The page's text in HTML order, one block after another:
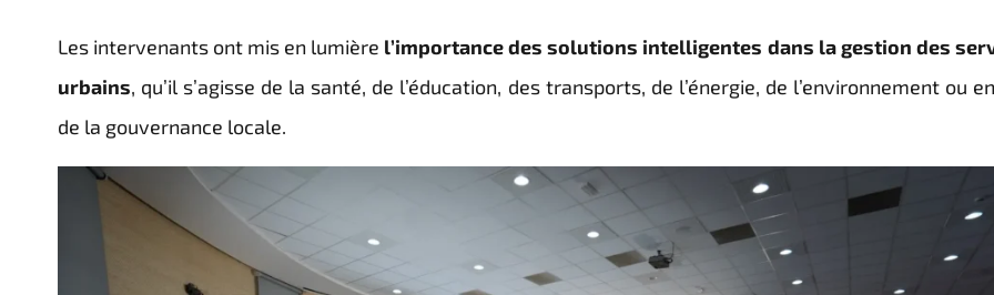
Les intervenants ont mis en lumière l’importance des solutions intelligentes dans la gestion des
urbains, qu’il s’agisse de la santé, de l’éducation, des transports, de l’énergie, de l’environnement ou
de la gouvernance locale.